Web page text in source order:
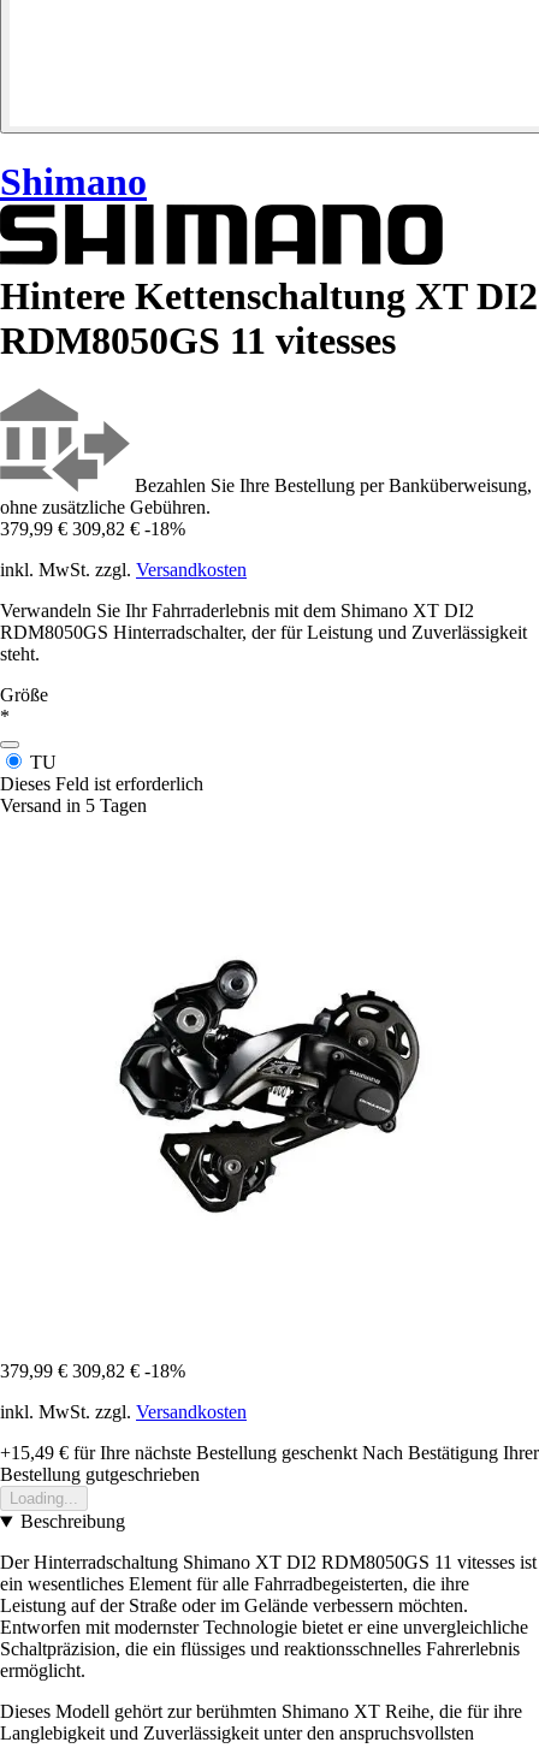
Shimano
Hintere Kettenschaltung XT DI2
RDM8050GS 11 vitesses
Bezahlen Sie Ihre Bestellung per Banküberweisung,
ohne zusätzliche Gebühren.
379,99 € 309,82 € -18%
inkl. MwSt. zzgl. Versandkosten
Verwandeln Sie Ihr Fahrraderlebnis mit dem Shimano XT DI2
RDM8050GS Hinterradschalter, der für Leistung und Zuverlässigkeit
steht.
Größe
*
TU
Dieses Feld ist erforderlich
Versand in 5 Tagen
379,99 € 309,82 € -18%
inkl. MwSt. zzgl. Versandkosten
+15,49 € für Ihre nächste Bestellung geschenkt Nach Bestätigung Ihrer
Bestellung gutgeschrieben
Loading...
Beschreibung
Der Hinterradschaltung Shimano XT DI2 RDM8050GS 11 vitesses ist
ein wesentliches Element für alle Fahrradbegeisterten, die ihre
Leistung auf der Straße oder im Gelände verbessern möchten.
Entworfen mit modernster Technologie bietet er eine unvergleichliche
Schaltpräzision, die ein flüssiges und reaktionsschnelles Fahrerlebnis
ermöglicht.
Dieses Modell gehört zur berühmten Shimano XT Reihe, die für ihre
Langlebigkeit und Zuverlässigkeit unter den anspruchsvollsten